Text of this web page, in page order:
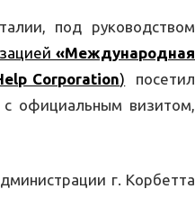
под руководством
«Международная
Corporation) посетил
официальным визитом,
г. Корбетта